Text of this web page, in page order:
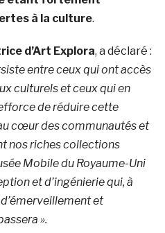
à la culture.
d’Art Explora, a déclaré :
entre ceux qui ont accès
culturels et ceux qui en
de réduire cette
cœur des communautés et
nos riches collections
Mobile du Royaume-Uni
et d’ingénierie qui, à
et
».